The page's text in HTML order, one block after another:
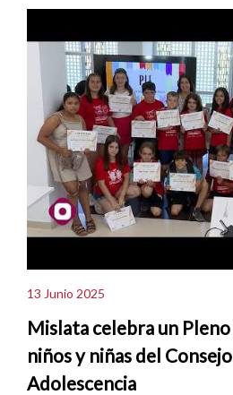
13 Junio 2025
Mislata celebra un
niños y niñas del
Adolescencia